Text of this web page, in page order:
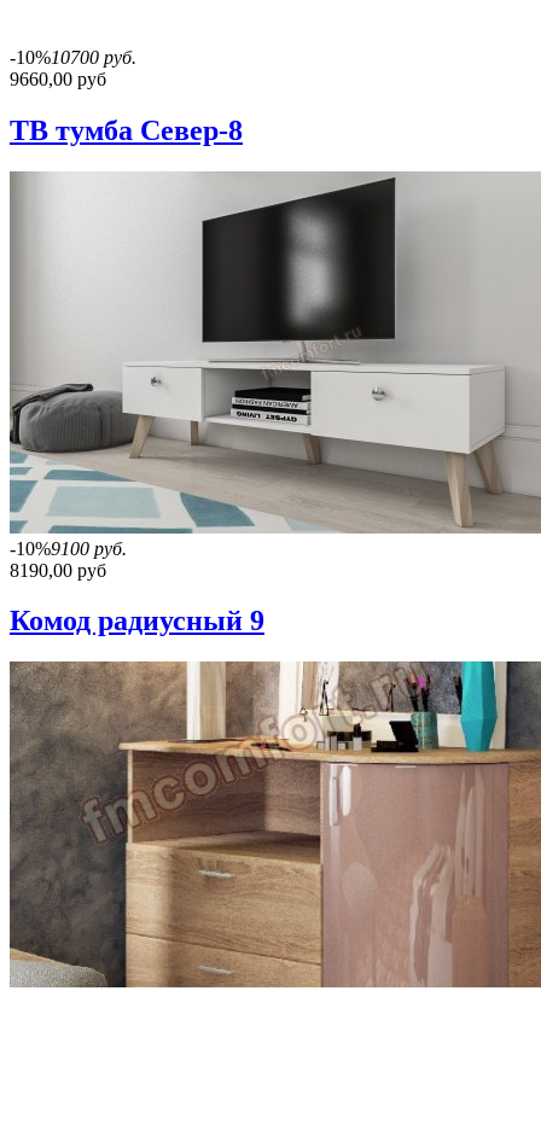
-10%10700 руб.
9660,00 руб
ТВ тумба Север-8
-10%9100 руб.
8190,00 руб
Комод радиусный 9